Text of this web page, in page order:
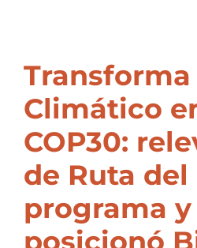
Climático
COP30:
de Ruta del
programa y
posicionó